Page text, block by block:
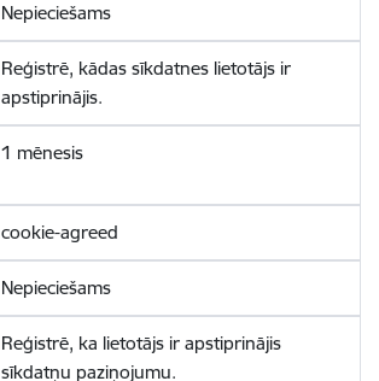
Nepieciešams
Reģistrē, kādas sīkdatnes lietotājs ir
apstiprinājis.
1 mēnesis
cookie-agreed
Nepieciešams
Reģistrē, ka lietotājs ir apstiprinājis
sīkdatņu paziņojumu.